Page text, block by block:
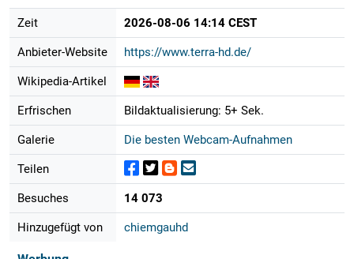
Zeit 2026-08-06 14:14 CEST
Anbieter-Website https://www.terra-hd.de/
Wikipedia-Artikel
Erfrischen Bildaktualisierung: 5+ Sek.
Galerie Die besten Webcam-Aufnahmen
Teilen
Besuches 14 073
Hinzugefügt von chiemgauhd